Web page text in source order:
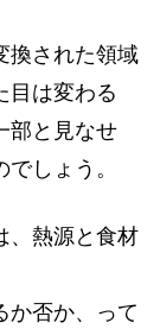
換された領域
目は変わる
部と見なせ
しょう。
、熱源と食材
か否か、って